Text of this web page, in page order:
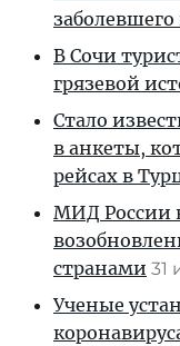
В Сочи
грязевой
Стало
в анкеты,
рейсах в
МИД России
странами 31
Ученые